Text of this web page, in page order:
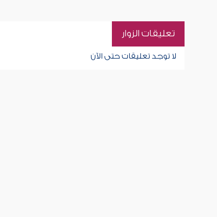
تعليقات الزوار
لا توجد تعليقات حتى الآن